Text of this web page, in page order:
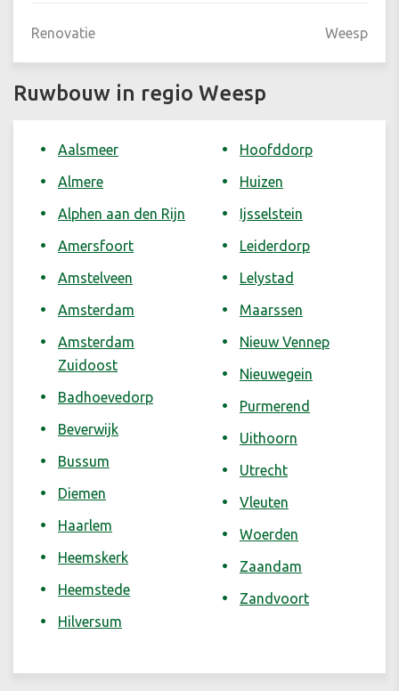
Renovatie Weesp
Ruwbouw in regio Weesp
Aalsmeer
Almere
Alphen aan den Rijn
Amersfoort
Amstelveen
Amsterdam
Amsterdam
Zuidoost
Badhoevedorp
Beverwijk
Bussum
Diemen
Haarlem
Heemskerk
Heemstede
Hilversum
Hoofddorp
Huizen
Ijsselstein
Leiderdorp
Lelystad
Maarssen
Nieuw Vennep
Nieuwegein
Purmerend
Uithoorn
Utrecht
Vleuten
Woerden
Zaandam
Zandvoort